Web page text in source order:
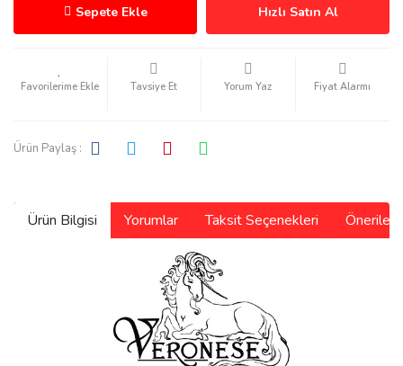
Sepete Ekle Hızlı Satın Al
Tavsiye Et Yorum Yaz Fiyat Alarmı
Ürün Paylaş :
Ürün Bilgisi Yorumlar Taksit Seçenekleri